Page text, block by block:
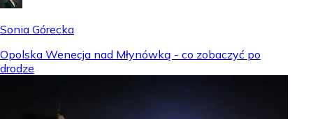
Sonia Górecka
Opolska Wenecja nad Młynówką - co zobaczyć po
drodze